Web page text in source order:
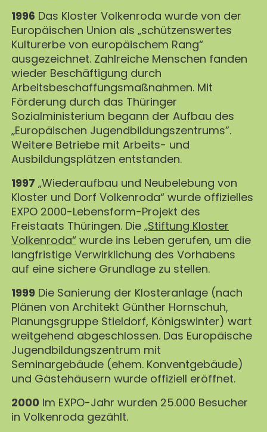
1996 Das Kloster Volkenroda wurde von der
Europäischen Union als „schützenswertes
Kulturerbe von europäischem Rang“
ausgezeichnet. Zahlreiche Menschen fanden
wieder Beschäftigung durch
Arbeitsbeschaffungsmaßnahmen. Mit
Förderung durch das Thüringer
Sozialministerium begann der Aufbau des
„Europäischen Jugendbildungszentrums”.
Weitere Betriebe mit Arbeits- und
Ausbildungsplätzen entstanden.
1997 „Wiederaufbau und Neubelebung von
Kloster und Dorf Volkenroda“ wurde offizielles
EXPO 2000-Lebensform-Projekt des
Freistaats Thüringen. Die „Stiftung Kloster
Volkenroda“ wurde ins Leben gerufen, um die
langfristige Verwirklichung des Vorhabens
auf eine sichere Grundlage zu stellen.
1999 Die Sanierung der Klosteranlage (nach
Plänen von Architekt Günther Hornschuh,
Planungsgruppe Stieldorf, Königswinter) wart
weitgehend abgeschlossen. Das Europäische
Jugendbildungszentrum mit
Seminargebäude (ehem. Konventgebäude)
und Gästehäusern wurde offiziell eröffnet.
2000 Im EXPO-Jahr wurden 25.000 Besucher
in Volkenroda gezählt.